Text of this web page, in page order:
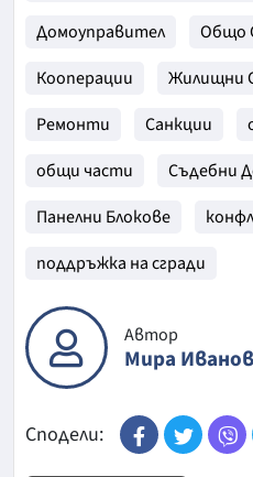
Домоуправител
Общо
Кооперации
Жилищни
Ремонти
Санкции
общи части
Съдебни
Панелни Блокове
поддръжка на сгради
Автор
Мира
Сподели: